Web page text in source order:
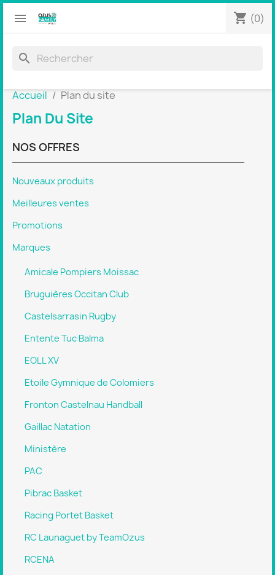
 shopping_cart (0)
search
Accueil Plan du site
Plan Du Site
NOS OFFRES
Nouveaux produits
Meilleures ventes
Promotions
Marques
Amicale Pompiers Moissac
Bruguières Occitan Club
Castelsarrasin Rugby
Entente Tuc Balma
EOLL XV
Etoile Gymnique de Colomiers
Fronton Castelnau Handball
Gaillac Natation
Ministère
PAC
Pibrac Basket
Racing Portet Basket
RC Launaguet by TeamOzus
RCENA